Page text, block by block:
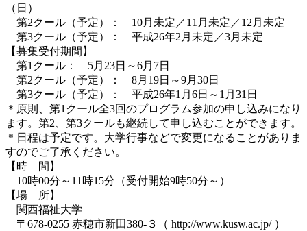
（日）
第2クール（予定）： 10月未定／11月未定／12月未定
第3クール（予定）： 平成26年2月未定／3月未定
【募集受付期間】
第1クール： 5月23日～6月7日
第2クール（予定）： 8月19日～9月30日
第3クール（予定）： 平成26年1月6日～1月31日
＊原則、第1クール全3回のプログラム参加の申し込みになり
ます。第2、第3クールも継続して申し込むことができます。
＊日程は予定です。大学行事などで変更になることがありま
すのでご了承ください。
【時 間】
10時00分～11時15分（受付開始9時50分～）
【場 所】
関西福祉大学
〒678-0255 赤穂市新田380-３（ http://www.kusw.ac.jp/ ）